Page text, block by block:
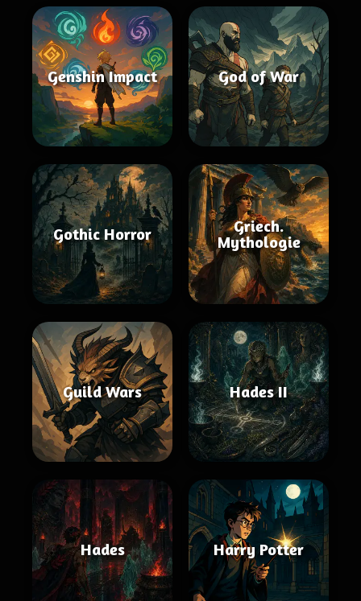
Genshin Impact God of War
Gothic Horror
Griech.
Mythologie
Guild Wars Hades II
Hades Harry Potter